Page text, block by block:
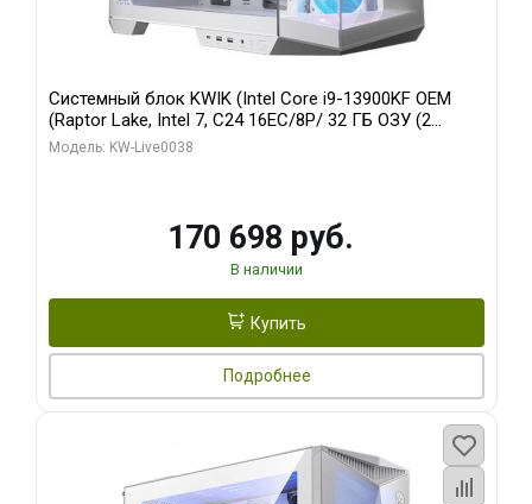
Системный блок KWIK (Intel Core i9-13900KF OEM
(Raptor Lake, Intel 7, C24 16EC/8P/ 32 ГБ ОЗУ (2
модуля)/ Gigabyte RX9070XT GAMING OC 16GB GDDR6
Модель: KW-Live0038
170 698 руб.
В наличии
Купить
Подробнее